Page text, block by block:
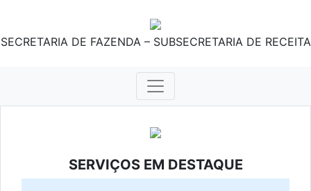
SECRETARIA DE FAZENDA – SUBSECRETARIA DE RECEITA
SERVIÇOS EM DESTAQUE